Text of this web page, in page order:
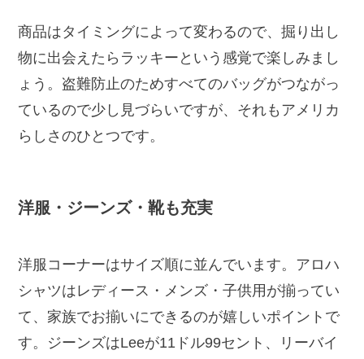
商品はタイミングによって変わるので、掘り出し
物に出会えたらラッキーという感覚で楽しみまし
ょう。盗難防止のためすべてのバッグがつながっ
ているので少し見づらいですが、それもアメリカ
らしさのひとつです。
洋服・ジーンズ・靴も充実
洋服コーナーはサイズ順に並んでいます。アロハ
シャツはレディース・メンズ・子供用が揃ってい
て、家族でお揃いにできるのが嬉しいポイントで
す。ジーンズはLeeが11ドル99セント、リーバイ